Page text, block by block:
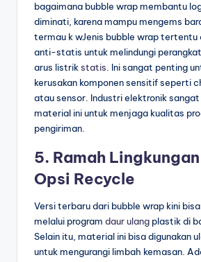
bagaimana bubble wrap membantu
diminati, karena mampu mengems
termau k wJenis bubble wrap tertentu
anti-statis untuk melindungi
arus listrikstatis. Ini sangat penting
kerusakan komponen sensitif seperti
atau sensor. Industri elektronik
material ini untuk menjaga kualitas
pengiriman.
5. Ramah
Opsi Recycle
Versi terbaru dari bubble wrap kini
melalui program daur ulang plastik di
Selain itu, material ini bisa digunakan
untuk mengurangi limbah kemasan.